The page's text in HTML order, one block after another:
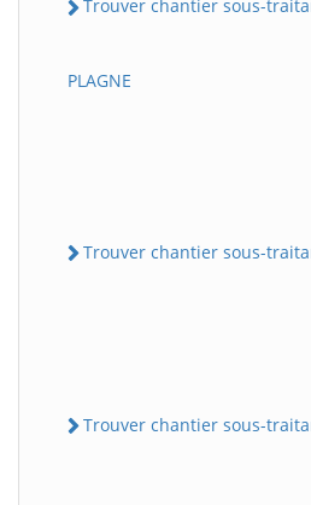
Trouver chantier sous-
PLAGNE
Trouver chantier sous-
Trouver chantier sous-